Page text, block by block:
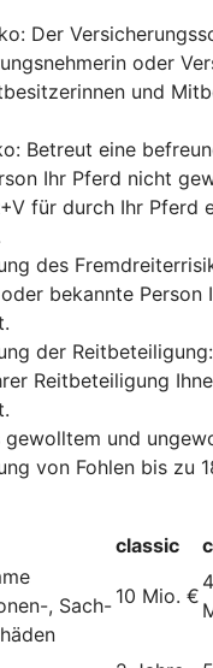
Der
oder
und
Betreut eine
Ihr Pferd nicht
für durch Ihr Pferd
des
bekannte Person
der
Reitbeteiligung
gewolltem und
von Fohlen bis zu
classic
, Sach-10 Mio. €